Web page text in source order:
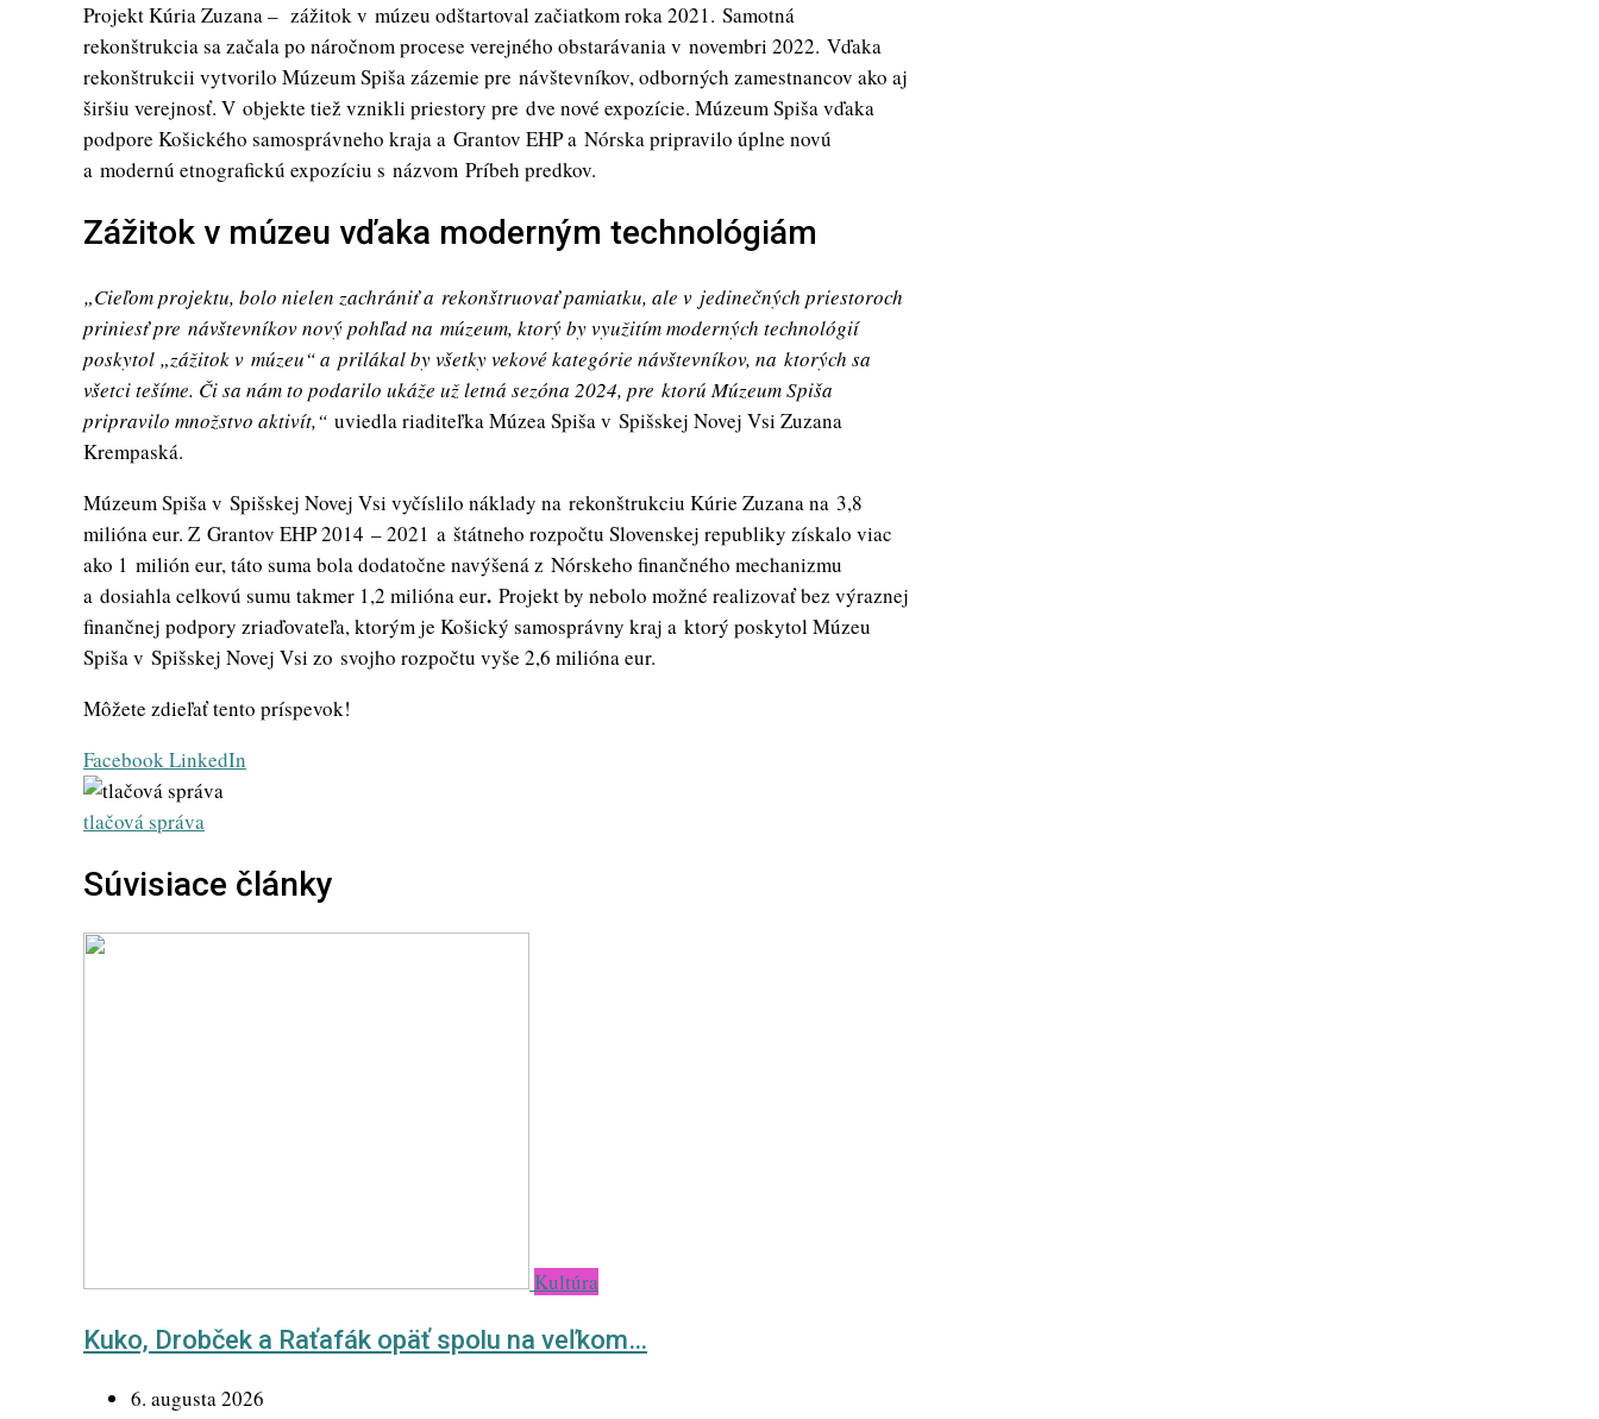
Projekt Kúria Zuzana – zážitok v múzeu odštartoval začiatkom roka 2021. Samotná
rekonštrukcia sa začala po náročnom procese verejného obstarávania v novembri 2022. Vďaka
rekonštrukcii vytvorilo Múzeum Spiša zázemie pre návštevníkov, odborných zamestnancov ako aj
širšiu verejnosť. V objekte tiež vznikli priestory pre dve nové expozície. Múzeum Spiša vďaka
podpore Košického samosprávneho kraja a Grantov EHP a Nórska pripravilo úplne novú
a modernú etnografickú expozíciu s názvom Príbeh predkov.
Zážitok v múzeu vďaka moderným technológiám
„Cieľom projektu, bolo nielen zachrániť a rekonštruovať pamiatku, ale v jedinečných priestoroch
priniesť pre návštevníkov nový pohľad na múzeum, ktorý by využitím moderných technológií
poskytol „zážitok v múzeu“ a prilákal by všetky vekové kategórie návštevníkov, na ktorých sa
všetci tešíme. Či sa nám to podarilo ukáže už letná sezóna 2024, pre ktorú Múzeum Spiša
pripravilo množstvo aktivít,“ uviedla riaditeľka Múzea Spiša v Spišskej Novej Vsi Zuzana
Krempaská.
Múzeum Spiša v Spišskej Novej Vsi vyčíslilo náklady na rekonštrukciu Kúrie Zuzana na 3,8
milióna eur. Z Grantov EHP 2014 – 2021 a štátneho rozpočtu Slovenskej republiky získalo viac
ako 1 milión eur, táto suma bola dodatočne navýšená z Nórskeho finančného mechanizmu
a dosiahla celkovú sumu takmer 1,2 milióna eur. Projekt by nebolo možné realizovať bez výraznej
finančnej podpory zriaďovateľa, ktorým je Košický samosprávny kraj a ktorý poskytol Múzeu
Spiša v Spišskej Novej Vsi zo svojho rozpočtu vyše 2,6 milióna eur.
Môžete zdieľať tento príspevok!
FacebookLinkedIn
tlačová správa
Súvisiace články
Kultúra
Kuko, Drobček a Raťafák opäť spolu na veľkom…
6. augusta 2026